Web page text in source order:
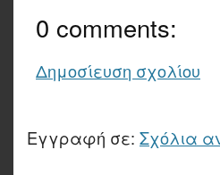
0 comments:
Δημοσίευση σχολίου
Εγγραφή σε: Σχόλια